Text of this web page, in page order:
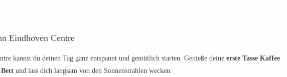
Eindhoven Centre
kannst du deinen Tag ganz entspannt und gemütlich starten. Genieße deine erste Tasse Kaffee
und lass dich langsam von den Sonnenstrahlen wecken.